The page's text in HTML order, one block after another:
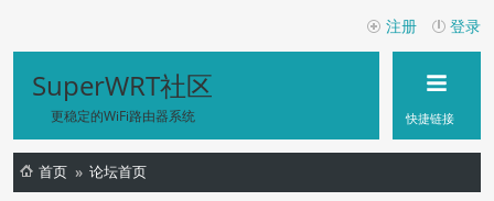
登录
注册
SuperWRT社区
更稳定的WiFi路由器系统 快捷链接
首页 论坛首页